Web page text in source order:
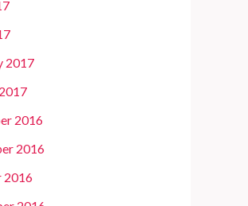
2017
2016
2016
2016